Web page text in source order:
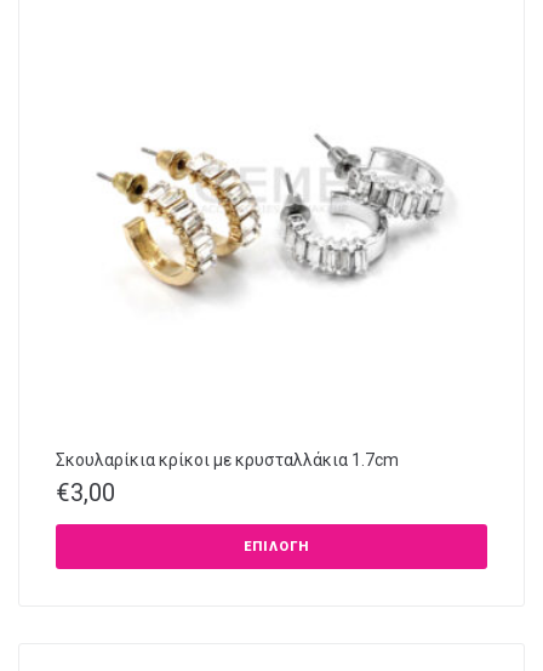
Σκουλαρίκια κρίκοι με κρυσταλλάκια 1.7cm
€3,00
ΕΠΙΛΟΓΉ